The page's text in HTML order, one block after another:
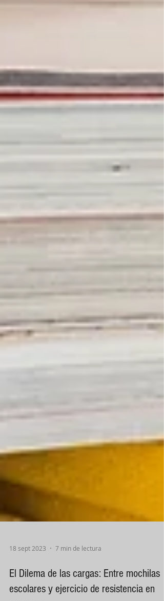
18 sept 2023 7 min de lectura
El Dilema de las cargas: Entre mochilas